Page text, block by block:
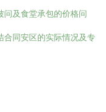
问及食堂承包的价格问
合同安区的实际情况及专